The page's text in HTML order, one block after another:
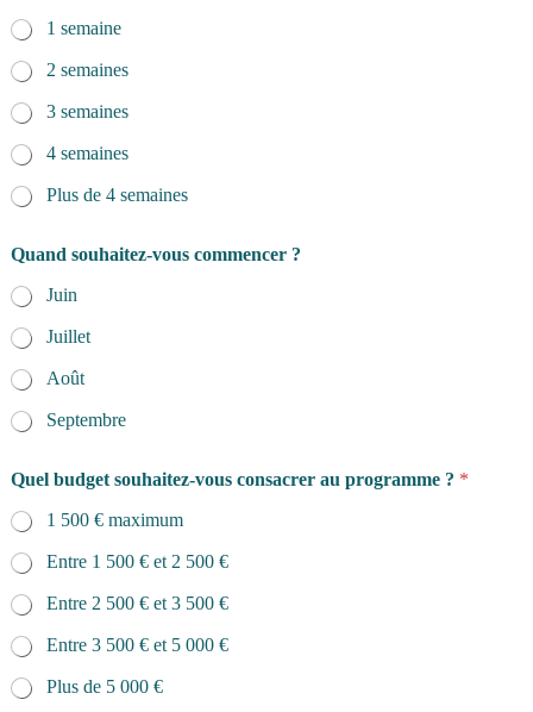
1 semaine
2 semaines
3 semaines
4 semaines
Plus de 4 semaines
Quand souhaitez-vous commencer ?
Juin
Juillet
Août
Septembre
Quel budget souhaitez-vous consacrer au programme ? *
1 500 € maximum
Entre 1 500 € et 2 500 €
Entre 2 500 € et 3 500 €
Entre 3 500 € et 5 000 €
Plus de 5 000 €